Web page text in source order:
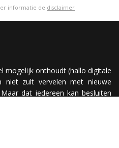
informatie de disclaimer
mogelijk onthoudt (hallo digitale
niet zult vervelen met nieuwe
dat iedereen kan besluiten